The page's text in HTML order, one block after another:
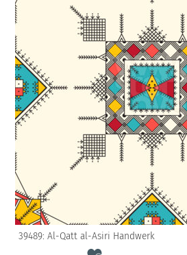
39489: Al-Qatt al-Asiri Handwerk